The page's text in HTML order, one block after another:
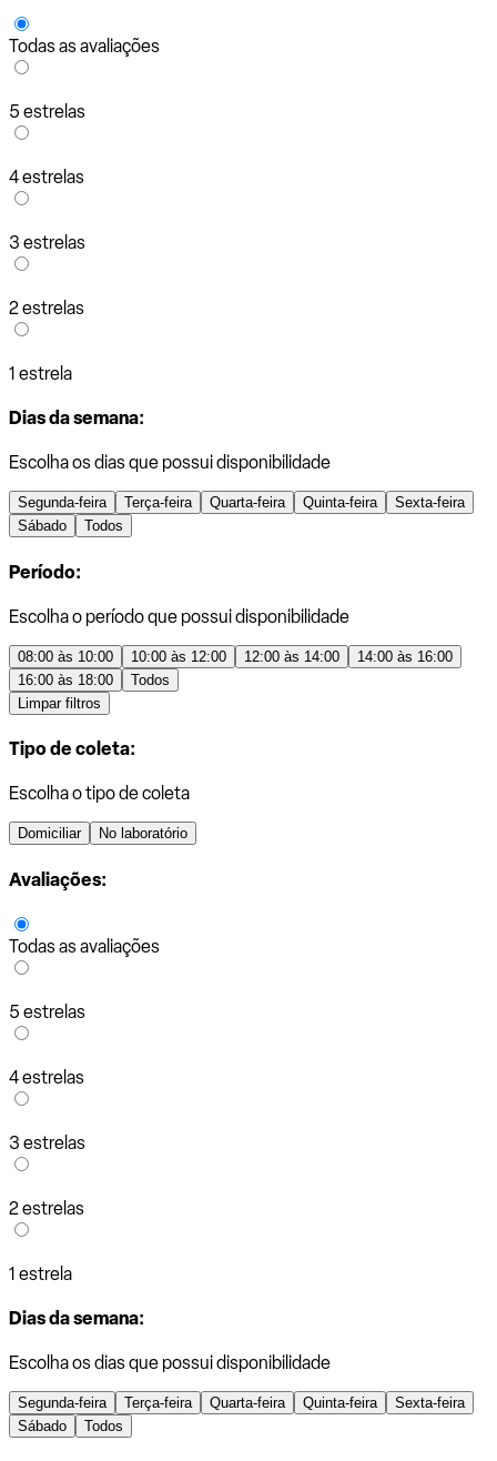
Todas as avaliações
5 estrelas
4 estrelas
3 estrelas
2 estrelas
1 estrela
Dias da semana:
Escolha os dias que possui disponibilidade
Segunda-feira Terça-feira Quarta-feira Quinta-feira
Sexta-feira
Sábado
Todos
Período:
Escolha o período que possui disponibilidade
08:00 às 10:00 10:00 às 12:00 12:00 às 14:00
14:00 às 16:00
16:00 às 18:00
Todos
Limpar filtros
Tipo de coleta:
Escolha o tipo de coleta
Domiciliar No laboratório
Avaliações:
Todas as avaliações
5 estrelas
4 estrelas
3 estrelas
2 estrelas
1 estrela
Dias da semana:
Escolha os dias que possui disponibilidade
Segunda-feira Terça-feira Quarta-feira Quinta-feira
Sexta-feira
Sábado
Todos